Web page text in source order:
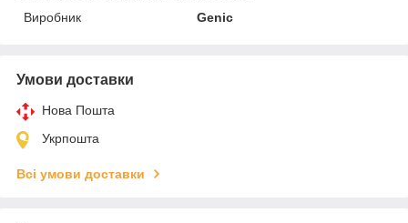
Виробник
Genic
Умови доставки
Нова Пошта
Укрпошта
Всі умови доставки